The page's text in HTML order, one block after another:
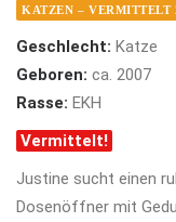
KATZEN – VERMITTELT
Geschlecht: Katze
Geboren: ca. 2007
Rasse: EKH
Vermittelt!
Justine sucht einen
Dosenöffner mit